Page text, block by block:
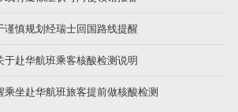
谨慎规划经瑞士回国路线提醒
于赴华航班乘客核酸检测说明
坐赴华航班旅客提前做核酸检测